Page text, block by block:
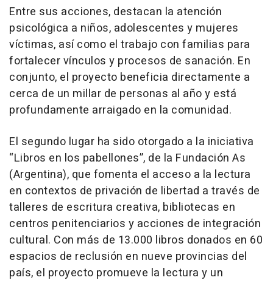
Entre sus acciones, destacan la atención
psicológica a niños, adolescentes y mujeres
víctimas, así como el trabajo con familias para
fortalecer vínculos y procesos de sanación. En
conjunto, el proyecto beneficia directamente a
cerca de un millar de personas al año y está
profundamente arraigado en la comunidad.
El segundo lugar ha sido otorgado a la iniciativa
“Libros en los pabellones”, de la Fundación As
(Argentina), que fomenta el acceso a la lectura
en contextos de privación de libertad a través de
talleres de escritura creativa, bibliotecas en
centros penitenciarios y acciones de integración
cultural. Con más de 13.000 libros donados en 60
espacios de reclusión en nueve provincias del
país, el proyecto promueve la lectura y un